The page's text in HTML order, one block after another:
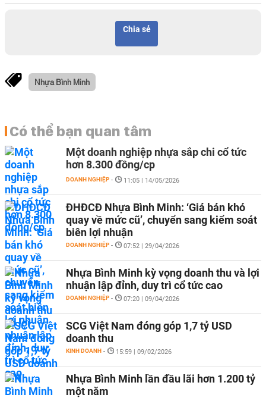
Chia sẻ
Nhựa Bình Minh
Có thể bạn quan tâm
Một doanh nghiệp nhựa sắp chi cổ tức
hơn 8.300 đồng/cp
DOANH NGHIỆP - 11:05 | 14/05/2026
ĐHĐCĐ Nhựa Bình Minh: ‘Giá bán khó
quay về mức cũ’, chuyển sang kiểm soát
biên lợi nhuận
DOANH NGHIỆP - 07:52 | 29/04/2026
Nhựa Bình Minh kỳ vọng doanh thu và lợi
nhuận lập đỉnh, duy trì cổ tức cao
DOANH NGHIỆP - 07:20 | 09/04/2026
SCG Việt Nam đóng góp 1,7 tỷ USD
doanh thu
KINH DOANH - 15:59 | 09/02/2026
Nhựa Bình Minh lần đầu lãi hơn 1.200 tỷ
một năm